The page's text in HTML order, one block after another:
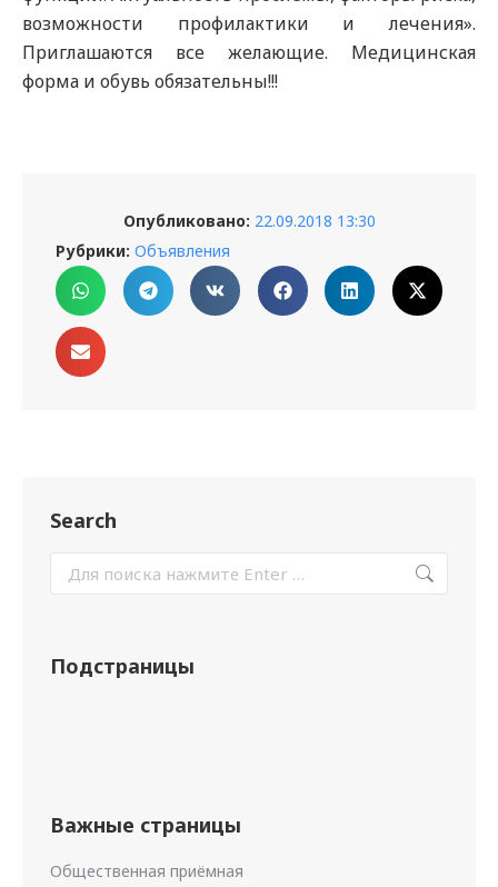
возможности профилактики и лечения».
Приглашаются все желающие. Медицинская
форма и обувь обязательны!!!
Опубликовано: 22.09.2018 13:30
Рубрики: Объявления
Search
Подстраницы
Важные страницы
Общественная приёмная